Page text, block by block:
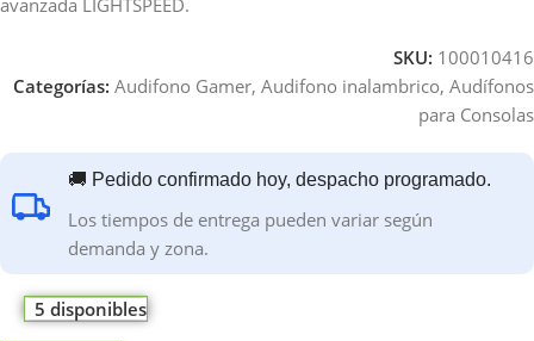
avanzada LIGHTSPEED.
SKU: 100010416
Categorías: Audifono Gamer, Audifono inalambrico, Audífonos
para Consolas
🚚 Pedido confirmado hoy, despacho programado.
Los tiempos de entrega pueden variar según
demanda y zona.
5 disponibles